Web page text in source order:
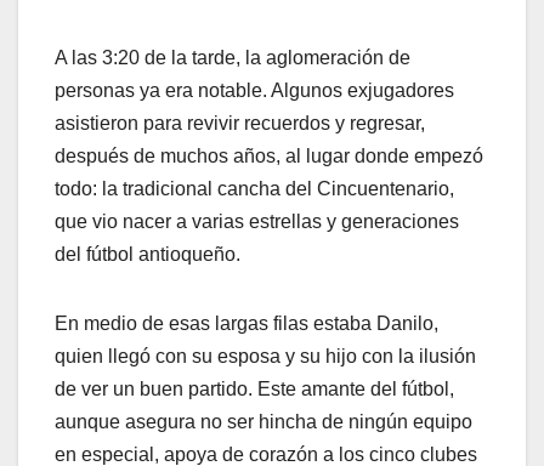
A las 3:20 de la tarde, la aglomeración de
personas ya era notable. Algunos exjugadores
asistieron para revivir recuerdos y regresar,
después de muchos años, al lugar donde empezó
todo: la tradicional cancha del Cincuentenario,
que vio nacer a varias estrellas y generaciones
del fútbol antioqueño.
En medio de esas largas filas estaba Danilo,
quien llegó con su esposa y su hijo con la ilusión
de ver un buen partido. Este amante del fútbol,
aunque asegura no ser hincha de ningún equipo
en especial, apoya de corazón a los cinco clubes